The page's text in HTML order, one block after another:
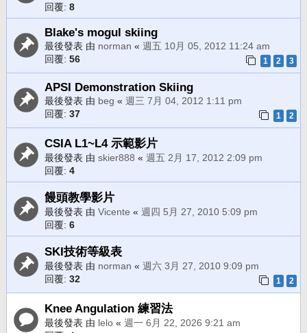
回覆: 8
Blake's mogul skiing
最後發表 由 norman « 週五 10月 05, 2012 11:24 am
回覆: 56 1 2 3
APSI Demonstration Skiing
最後發表 由 beg « 週三 7月 04, 2012 1:11 pm
回覆: 37 1 2
CSIA L1~L4 示範影片
最後發表 由 skier888 « 週五 2月 17, 2012 2:09 pm
回覆: 4
饅頭教學影片
最後發表 由 Vicente « 週四 5月 27, 2010 5:09 pm
回覆: 6
SKI技術等級表
最後發表 由 norman « 週六 3月 27, 2010 9:09 pm
回覆: 32 1 2
Knee Angulation 練習法
最後發表 由 lelo « 週一 6月 22, 2026 9:21 am